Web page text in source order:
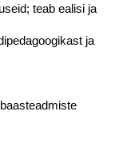
teab ealisi ja
ja